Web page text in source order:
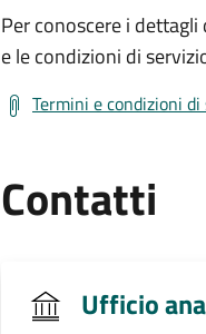
Per conoscere i
e le condizioni di
Termini e condizioni
Contatti
Ufficio